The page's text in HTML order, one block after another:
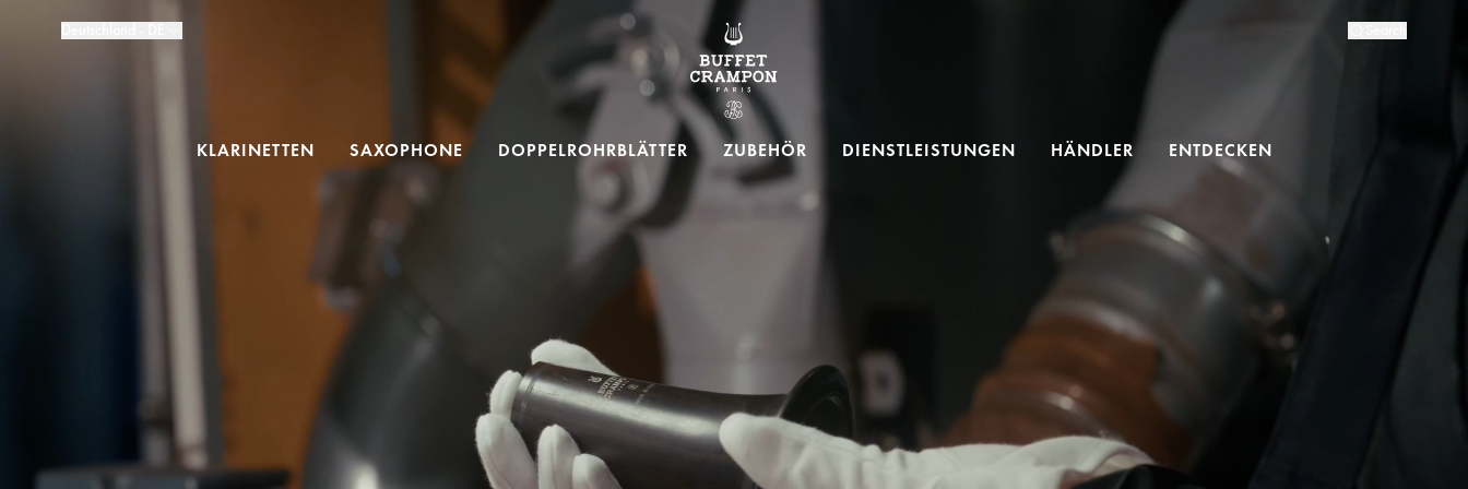
KLARINETTEN SAXOPHONE DOPPELROHRBLÄTTER ZUBEHÖR DIENSTLEISTUNGEN HÄNDLER ENTDECKEN